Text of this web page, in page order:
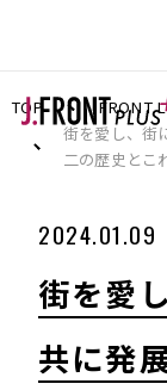
TOP トッ
FRONT
TOP
FRONT
街を愛し、街
二の歴史とこ
2024.01.09
街を愛
共に発